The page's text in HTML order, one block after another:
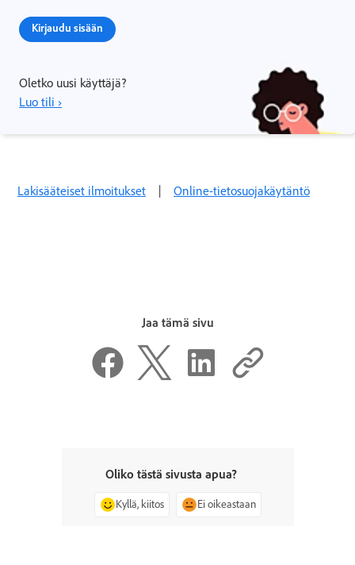
Kirjaudu sisään
Oletko uusi käyttäjä?
Luo tili ›
Lakisääteiset ilmoitukset | Online-tietosuojakäytäntö
Jaa tämä sivu
Oliko tästä sivusta apua?
Kyllä, kiitos Ei oikeastaan